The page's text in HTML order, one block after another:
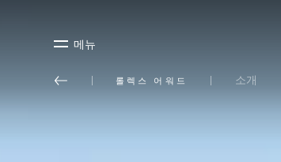
메뉴
롤렉스 어워드 소개